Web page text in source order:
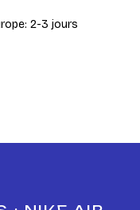
2-3 jours